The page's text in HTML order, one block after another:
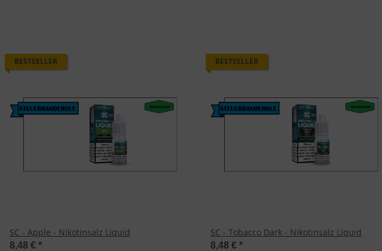
BESTSELLER
SC - Apple - Nikotinsalz Liquid
8,48 € *
BESTSELLER
SC - Tobacco Dark - Nikotinsalz Liquid
8,48 € *